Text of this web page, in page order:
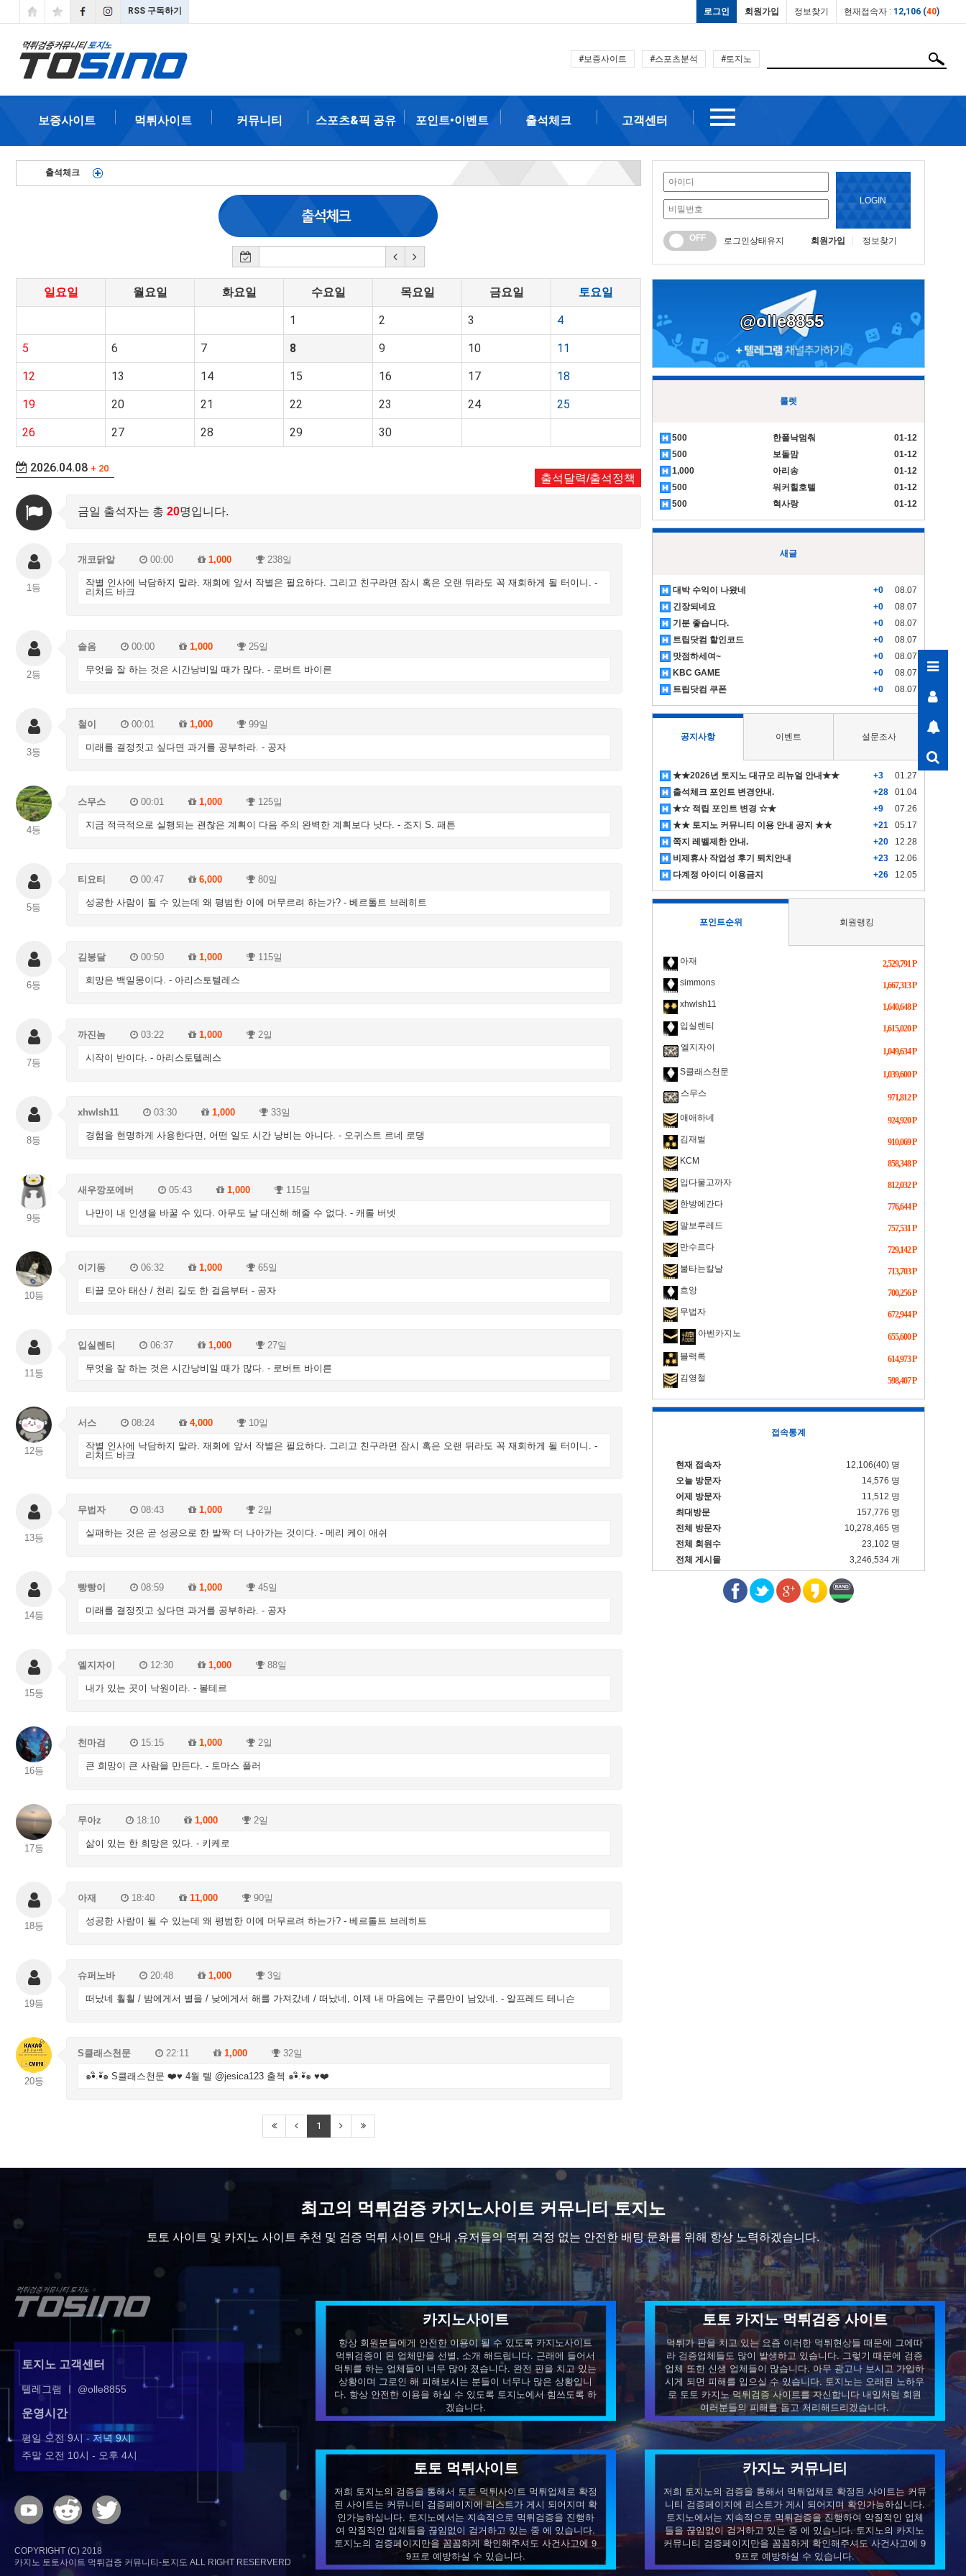
RSS 구독하기 로그인 회원가입 정보찾기 현재접속자 : 12,106 (40)
#보증사이트 #스포츠분석 #토지노
보증사이트 먹튀사이트 커뮤니티 스포츠&픽 공유 포인트•이벤트 출석체크 고객센터
출석체크
일요일 월요일 화요일 수요일 목요일 금요일 토요일
1 2 3 4
5 6 7 8 9 10 11
12 13 14 15 16 17 18
19 20 21 22 23 24 25
26 27 28 29 30
2026.04.08 + 20
출석달력/출석정책
금일 출석자는 총 20명입니다.
1등
개코닭알 00:00 1,000 238일
작별 인사에 낙담하지 말라. 재회에 앞서 작별은 필요하다. 그리고 친구라면 잠시 혹은 오랜 뒤라도 꼭 재회하게 될 터이니. -
리처드 바크
2등
솔옴 00:00 1,000 25일
무엇을 잘 하는 것은 시간낭비일 때가 많다. - 로버트 바이른
3등
철이 00:01 1,000 99일
미래를 결정짓고 싶다면 과거를 공부하라. - 공자
4등
스무스 00:01 1,000 125일
지금 적극적으로 실행되는 괜찮은 계획이 다음 주의 완벽한 계획보다 낫다. - 조지 S. 패튼
5등
티요티 00:47 6,000 80일
성공한 사람이 될 수 있는데 왜 평범한 이에 머무르려 하는가? - 베르톨트 브레히트
6등
김봉달 00:50 1,000 115일
희망은 백일몽이다. - 아리스토텔레스
7등
까진놈 03:22 1,000 2일
시작이 반이다. - 아리스토텔레스
8등
xhwlsh11 03:30 1,000 33일
경험을 현명하게 사용한다면, 어떤 일도 시간 낭비는 아니다. - 오귀스트 르네 로댕
9등
새우깡포에버 05:43 1,000 115일
나만이 내 인생을 바꿀 수 있다. 아무도 날 대신해 해줄 수 없다. - 캐롤 버넷
10등
이기동 06:32 1,000 65일
티끌 모아 태산 / 천리 길도 한 걸음부터 - 공자
11등
입실렌티 06:37 1,000 27일
무엇을 잘 하는 것은 시간낭비일 때가 많다. - 로버트 바이른
12등
서스 08:24 4,000 10일
작별 인사에 낙담하지 말라. 재회에 앞서 작별은 필요하다. 그리고 친구라면 잠시 혹은 오랜 뒤라도 꼭 재회하게 될 터이니. -
리처드 바크
13등
무법자 08:43 1,000 2일
실패하는 것은 곧 성공으로 한 발짝 더 나아가는 것이다. - 메리 케이 애쉬
14등
빵빵이 08:59 1,000 45일
미래를 결정짓고 싶다면 과거를 공부하라. - 공자
15등
엘지자이 12:30 1,000 88일
내가 있는 곳이 낙원이라. - 볼테르
16등
천마검 15:15 1,000 2일
큰 희망이 큰 사람을 만든다. - 토마스 풀러
17등
무아z 18:10 1,000 2일
삶이 있는 한 희망은 있다. - 키케로
18등
아재 18:40 11,000 90일
성공한 사람이 될 수 있는데 왜 평범한 이에 머무르려 하는가? - 베르톨트 브레히트
19등
슈퍼노바 20:48 1,000 3일
떠났네 훨훨 / 밤에게서 별을 / 낮에게서 해를 가져갔네 / 떠났네, 이제 내 마음에는 구름만이 남았네. - 알프레드 테니슨
20등
S클래스천문 22:11 1,000 32일
​๑•ิ.•ั๑ S클래스천문 ❤️♥ 4월 텔 @jesica123 출첵 ​๑•ิ.•ั๑ ♥❤️
1
LOGIN
OFF 로그인상태유지 회원가입 정보찾기
@olle8855
룰렛
500 한폴낙멈춰
01-12
500
보돌맘
01-12
1,000
아리송
01-12
500
워커힐호텔
01-12
500
혁사랑 01-12
새글
대박 수익이 나왔네 +0
08.07
긴장되네요
+0
08.07
기분 좋습니다.
+0
08.07
트립닷컴 할인코드
+0
08.07
맛점하세여~
+0
08.07
KBC GAME
+0
08.07
트립닷컴 쿠폰
+0 08.07
공지사항 이벤트 설문조사
★★2026년 토지노 대규모 리뉴얼 안내★★ +3
01.27
출석체크 포인트 변경안내.
+28
01.04
★☆ 적립 포인트 변경 ☆★
+9
07.26
★★ 토지노 커뮤니티 이용 안내 공지 ★★
+21
05.17
쪽지 레벨제한 안내.
+20
12.28
비제휴사 작업성 후기 퇴치안내
+23
12.06
다계정 아이디 이용금지
+26 12.05
포인트순위 회원랭킹
아재
2,529,791 P
simmons
1,667,313 P
xhwlsh11
1,640,648 P
입실렌티
1,615,020 P
엘지자이
1,049,634 P
S클래스천문
1,039,600 P
스무스
971,812 P
애애하네
924,920 P
김재벌
910,069 P
KCM
858,348 P
입다물고까자
812,032 P
한방에간다
776,644 P
말보루레드
757,531 P
만수르다
729,142 P
불타는칼날
713,703 P
흐앙
700,256 P
무법자
672,944 P
아벤카지노
655,600 P
블랙록
614,973 P
김영철
598,407 P
접속통계
현재 접속자
12,106(40) 명
오늘 방문자
14,576 명
어제 방문자
11,512 명
최대방문
157,776 명
전체 방문자
10,278,465 명
전체 회원수
23,102 명
전체 게시물
3,246,534 개
최고의 먹튀검증 카지노사이트 커뮤니티 토지노
토토 사이트 및 카지노 사이트 추천 및 검증 먹튀 사이트 안내 ,유저들의 먹튀 걱정 없는 안전한 배팅 문화를 위해 항상 노력하겠습니다.
토지노 고객센터
텔레그램 ㅣ @olle8855
운영시간
평일 오전 9시 - 저녁 9시
주말 오전 10시 - 오후 4시
COPYRIGHT (C) 2018
카지노 토토사이트 먹튀검증 커뮤니티-토지도 ALL RIGHT RESERVERD
카지노사이트
항상 회원분들에게 안전한 이용이 될 수 있도록 카지노사이트
먹튀검증이 된 업체만을 선별, 소개 해드립니다. 근래에 들어서
먹튀를 하는 업체들이 너무 많아 졌습니다. 완전 판을 치고 있는
상황이며 그로인 해 피해보시는 분들이 너무나 많은 상황입니
다. 항상 안전한 이용을 하실 수 있도록 토지노에서 힘쓰도록 하
겠습니다.
토토 카지노 먹튀검증 사이트
먹튀가 판을 치고 있는 요즘 이러한 먹튀현상들 때문에 그에따
라 검증업체들도 많이 발생하고 있습니다. 그렇기 때문에 검증
업체 또한 신생 업체들이 많습니다. 아무 광고나 보시고 가입하
시게 되면 피해를 입으실 수 있습니다. 토지노는 오래된 노하우
로 토토 카지노 먹튀검증 사이트를 자신합니다 내일처럼 회원
여러분들의 피해를 돕고 처리해드리겠습니다.
토토 먹튀사이트
저희 토지노의 검증을 통해서 토토 먹튀사이트 먹튀업체로 확정
된 사이트는 커뮤니티 검증페이지에 리스트가 게시 되어지며 확
인가능하십니다. 토지노에서는 지속적으로 먹튀검증을 진행하
여 악질적인 업체들을 끊임없이 검거하고 있는 중 에 있습니다.
토지노의 검증페이지만을 꼼꼼하게 확인해주셔도 사건사고에 9
9프로 예방하실 수 있습니다.
카지노 커뮤니티
저희 토지노의 검증을 통해서 먹튀업체로 확정된 사이트는 커뮤
니티 검증페이지에 리스트가 게시 되어지며 확인가능하십니다.
토지노에서는 지속적으로 먹튀검증을 진행하여 악질적인 업체
들을 끊임없이 검거하고 있는 중 에 있습니다. 토지노의 카지노
커뮤니티 검증페이지만을 꼼꼼하게 확인해주셔도 사건사고에 9
9프로 예방하실 수 있습니다.